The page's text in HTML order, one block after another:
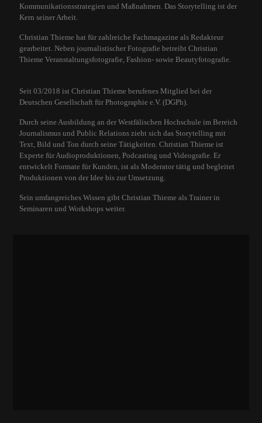
Kommunikationsstrategien und Maßnahmen. Das Storytelling ist der
Kern seiner Arbeit.
Christian Thieme hat für zahlreiche Fachmagazine als Redakteur
gearbeitet. Neben journalistischer Fotografie betreibt Christian
Thieme Veranstaltungsfotografie, Fashion- sowie Beautyfotografie.
Seit 03/2018 ist Christian Thieme berufenes Mitglied bei der
Deutschen Gesellschaft für Photographie e.V. (DGPh).
Durch seine Ausbildung an der Westfälischen Hochschule im Bereich
Journalismus und Public Relations zieht sich das Storytelling mit
Text, Bild und Ton durch seine Tätigkeiten. Christian Thieme ist
Experte für Audioproduktionen, Podcasting und Videografie. Er
entwickelt Formate für Kunden, ist als Moderator tätig und begleitet
Produktionen von der Idee bis zur Umsetzung.
Sein umfangreiches Wissen gibt Christian Thieme als Trainer in
Seminaren und Workshops weiter.